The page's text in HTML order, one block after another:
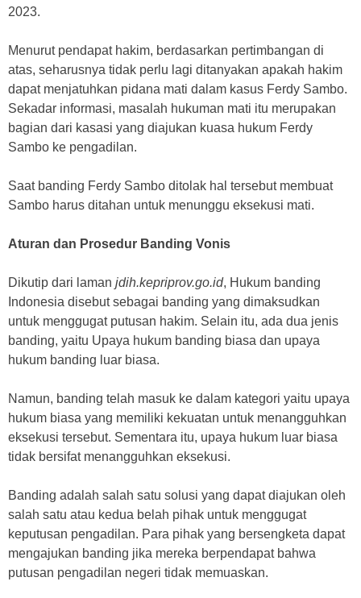
2023.
Menurut pendapat hakim, berdasarkan pertimbangan di
atas, seharusnya tidak perlu lagi ditanyakan apakah hakim
dapat menjatuhkan pidana mati dalam kasus Ferdy Sambo.
Sekadar informasi, masalah hukuman mati itu merupakan
bagian dari kasasi yang diajukan kuasa hukum Ferdy
Sambo ke pengadilan.
Saat banding Ferdy Sambo ditolak hal tersebut membuat
Sambo harus ditahan untuk menunggu eksekusi mati.
Aturan dan Prosedur Banding Vonis
Dikutip dari laman jdih.kepriprov.go.id, Hukum banding
Indonesia disebut sebagai banding yang dimaksudkan
untuk menggugat putusan hakim. Selain itu, ada dua jenis
banding, yaitu Upaya hukum banding biasa dan upaya
hukum banding luar biasa.
Namun, banding telah masuk ke dalam kategori yaitu upaya
hukum biasa yang memiliki kekuatan untuk menangguhkan
eksekusi tersebut. Sementara itu, upaya hukum luar biasa
tidak bersifat menangguhkan eksekusi.
Banding adalah salah satu solusi yang dapat diajukan oleh
salah satu atau kedua belah pihak untuk menggugat
keputusan pengadilan. Para pihak yang bersengketa dapat
mengajukan banding jika mereka berpendapat bahwa
putusan pengadilan negeri tidak memuaskan.